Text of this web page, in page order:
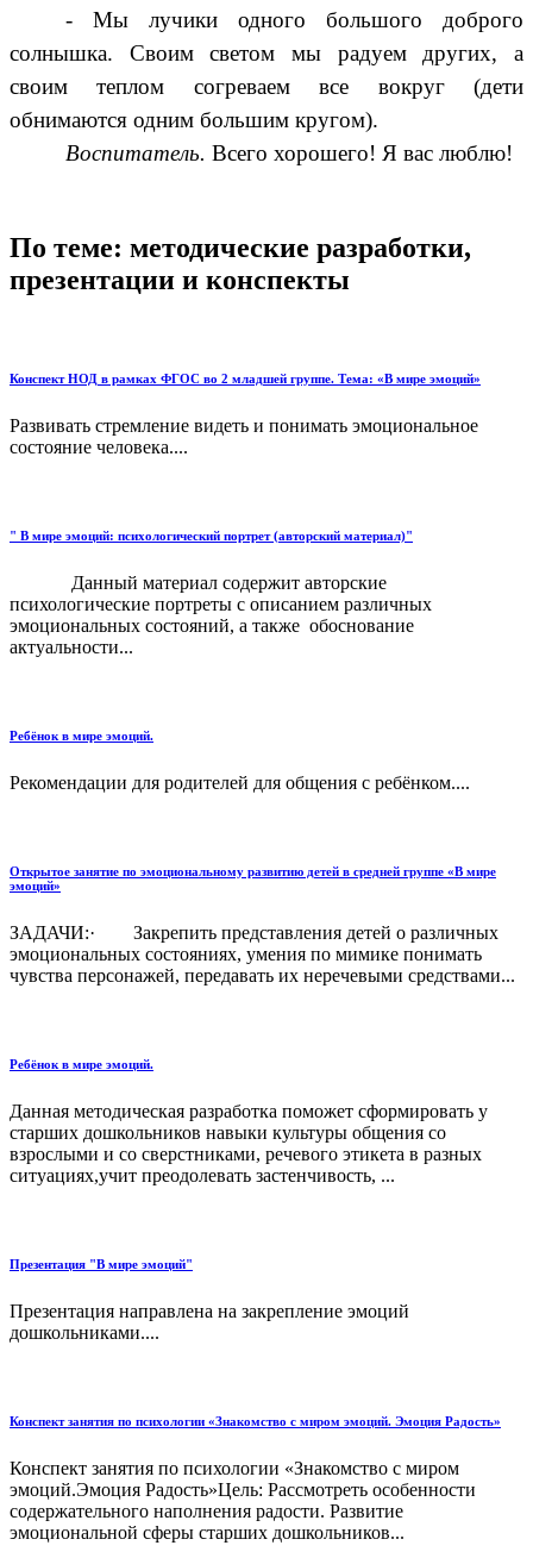
- Мы лучики одного большого доброго
солнышка. Своим светом мы радуем других, а
своим теплом согреваем все вокруг (дети
обнимаются одним большим кругом).
Воспитатель. Всего хорошего! Я вас люблю!
По теме: методические разработки,
презентации и конспекты
Конспект НОД в рамках ФГОС во 2 младшей группе. Тема: «В мире эмоций»
Развивать стремление видеть и понимать эмоциональное
состояние человека....
" В мире эмоций: психологический портрет (авторский материал)"
Данный материал содержит авторские
психологические портреты с описанием различных
эмоциональных состояний, а также обоснование
актуальности...
Ребёнок в мире эмоций.
Рекомендации для родителей для общения с ребёнком....
Открытое занятие по эмоциональному развитию детей в средней группе «В мире
эмоций»
ЗАДАЧИ:· Закрепить представления детей о различных
эмоциональных состояниях, умения по мимике понимать
чувства персонажей, передавать их неречевыми средствами...
Ребёнок в мире эмоций.
Данная методическая разработка поможет сформировать у
старших дошкольников навыки культуры общения со
взрослыми и со сверстниками, речевого этикета в разных
ситуациях,учит преодолевать застенчивость, ...
Презентация "В мире эмоций"
Презентация направлена на закрепление эмоций
дошкольниками....
Конспект занятия по психологии «Знакомство с миром эмоций. Эмоция Радость»
Конспект занятия по психологии «Знакомство с миром
эмоций.Эмоция Радость»Цель: Рассмотреть особенности
содержательного наполнения радости. Развитие
эмоциональной сферы старших дошкольников...